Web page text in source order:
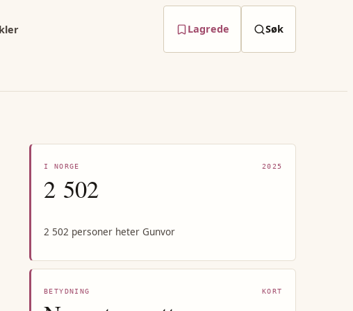
Lagrede Søk
I NORGE 2025
2 502
2 502 personer heter Gunvor
BETYDNING KORT